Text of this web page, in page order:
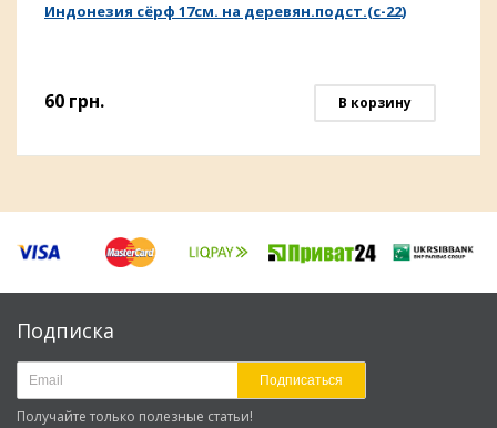
Индонезия сёрф 17см. на деревян.подст.(с-22)
60 грн. В корзину
Подписка
Подписаться
Получайте только полезные статьи!